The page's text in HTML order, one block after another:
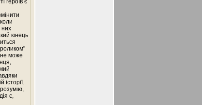
героїв є
них
кінець
не може
є,